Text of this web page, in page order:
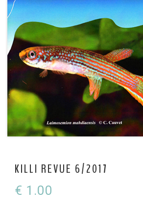
29 août 2026
KCF NORD :Réunion de
savoir +
5-6 sep 2026
SKS SUÈDE, DANEMARK,
de la SKS 2026
12 sep 2026
KCF ÎLE DE FRANCE :
de SeptembreEn savoir +
12 sep 2026
KCF ÎLE DE FRANCE :
de Septembre
KILLI REVUE 6/2017
€ 1.00